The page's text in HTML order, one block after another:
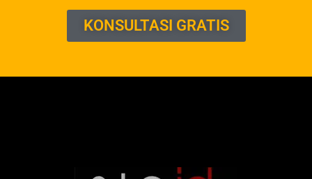
KONSULTASI GRATIS